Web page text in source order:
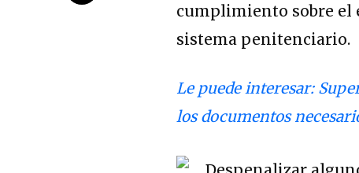
cumplimiento sobre el
sistema penitenciario.
Le puede interesar:
los documentos